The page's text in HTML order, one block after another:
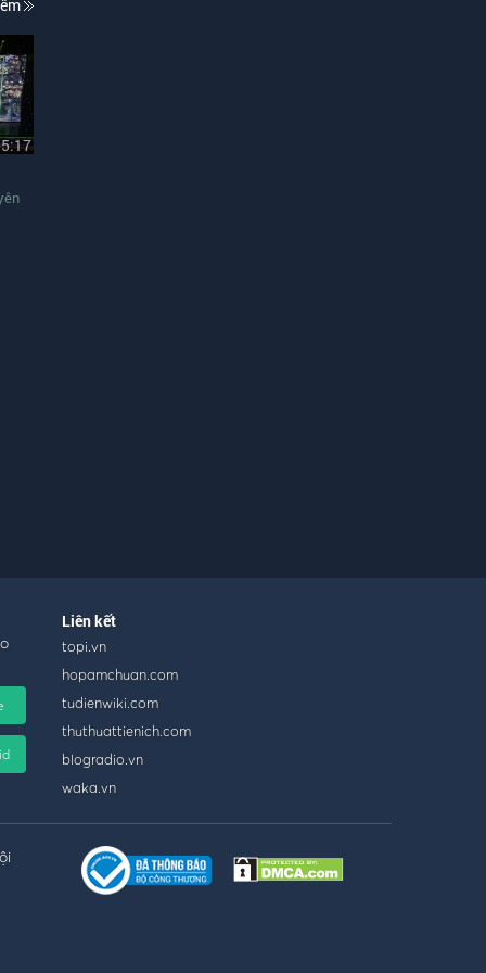
Liên kết
topi.vn
hopamchuan.com
tudienwiki.com
thuthuattienich.com
blogradio.vn
waka.vn